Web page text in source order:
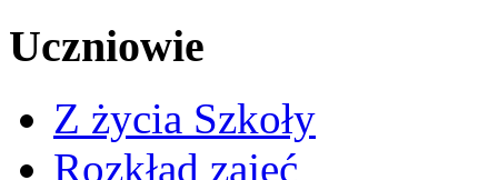
Uczniowie
Z życia Szkoły
Rozkład zajęć